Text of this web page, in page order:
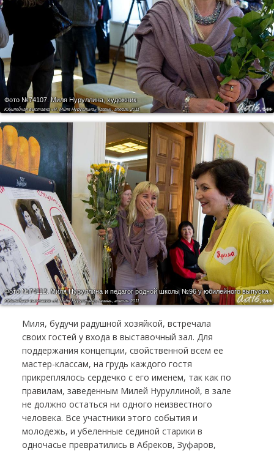
Фото №74107. Миля Нуруллина, художник
Юбилейная выставка «Я, Миля Нуруллина» Казань, аперль 2011
Фото №74112. Миля Нуруллина и педагог родной школы №96 у юбилейного выпуска
Юбилейная выставка «Я, Миля Нуруллина» Казань, аперль 2011
Миля, будучи радушной хозяйкой, встречала
своих гостей у входа в выставочный зал. Для
поддержания концепции, свойственной всем ее
мастер-классам, на грудь каждого гостя
прикреплялось сердечко с его именем, так как по
правилам, заведенным Милей Нуруллиной, в зале
не должно остаться ни одного неизвестного
человека. Все участники этого события и
молодежь, и убеленные сединой старики в
одночасье превратились в Абреков, Зуфаров,